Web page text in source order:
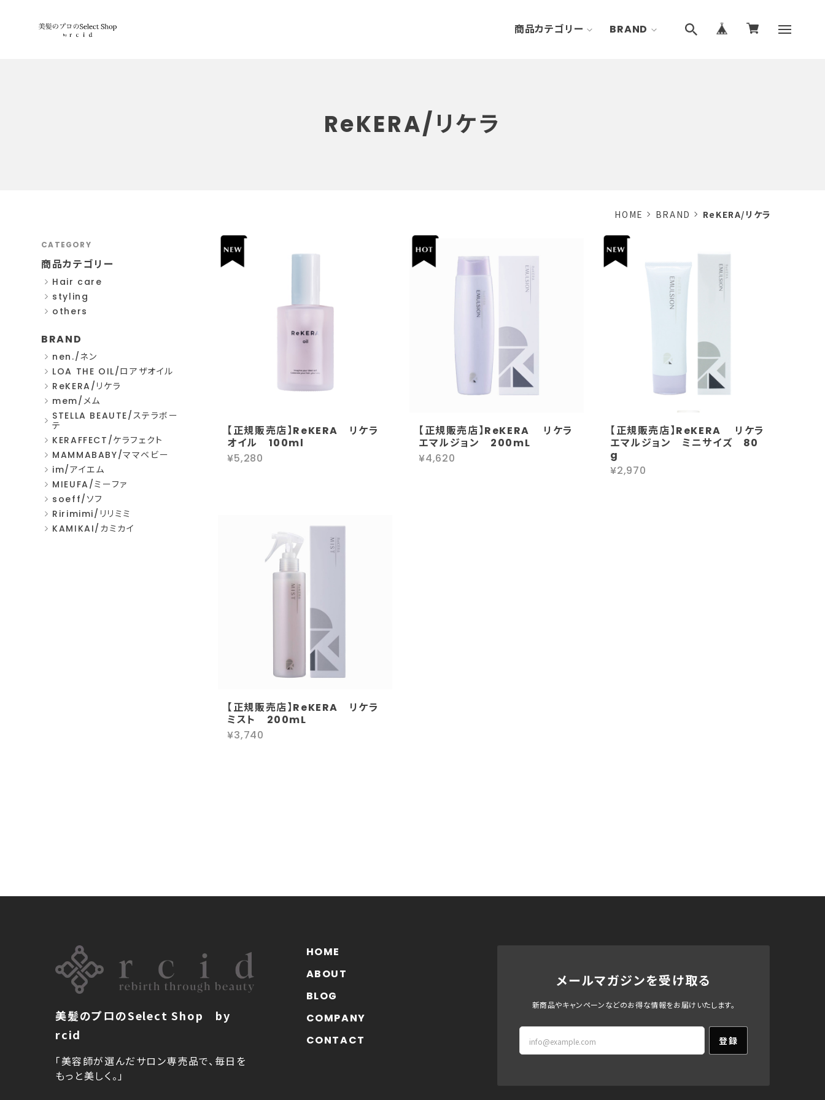
商品カテゴリー BRAND
ReKERA/リケラ
HOME BRAND ReKERA/リケラ
【正規販売店】ReKERA リケラ
オイル 100ml
¥5,280
【正規販売店】ReKERA リケラ
エマルジョン 200mL
¥4,620
【正規販売店】ReKERA リケラ
エマルジョン ミニサイズ 80
g
¥2,970
【正規販売店】ReKERA リケラ
ミスト 200mL
¥3,740
CATEGORY
商品カテゴリー
Hair care
styling
others
BRAND
nen./ネン
LOA THE OIL/ロアザオイル
ReKERA/リケラ
mem/メム
STELLA BEAUTE/ステラボー
テ
KERAFFECT/ケラフェクト
MAMMABABY/ママベビー
im/アイエム
MIEUFA/ミーファ
soeff/ソフ
Ririmimi/リリミミ
KAMIKAI/カミカイ
メールマガジンを受け取る
新商品やキャンペーンなどのお得な情報をお届けいたします。
登録
美髪のプロのSelect Shop by
rcid
「美容師が選んだサロン専売品で、毎日を
もっと美しく。」
HOME
ABOUT
BLOG
COMPANY
CONTACT